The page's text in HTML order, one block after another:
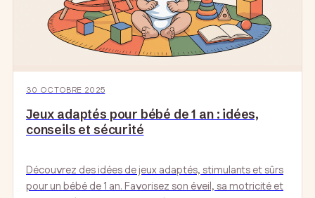
Jeux adaptés pour bébé de 1 an : idées,
conseils et sécurité
30 OCTOBRE 2025
Découvrez des idées de jeux adaptés, stimulants et sûrs
pour un bébé de 1 an. Favorisez son éveil, sa motricité et